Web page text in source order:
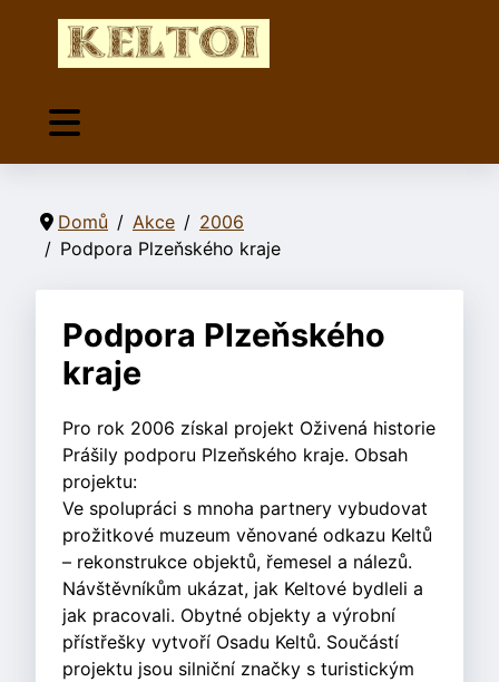
Domů Akce
2006
Podpora Plzeňského kraje
Podpora Plzeňského
kraje
Pro rok 2006 získal projekt Oživená historie
Prášily podporu Plzeňského kraje. Obsah
projektu:
Ve spolupráci s mnoha partnery vybudovat
prožitkové muzeum věnované odkazu Keltů
– rekonstrukce objektů, řemesel a nálezů.
Návštěvníkům ukázat, jak Keltové bydleli a
jak pracovali. Obytné objekty a výrobní
přístřešky vytvoří Osadu Keltů. Součástí
projektu jsou silniční značky s turistickým